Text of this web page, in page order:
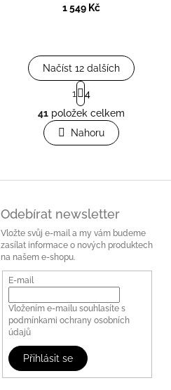
1 549 Kč
O
v
l
á
p
v
p
i
u
Načíst 12 dalších
S
t
r
á
n
k
á
1
4
41 položek celkem
Nahoru
Odebírat newsletter
Vložte svůj e-mail a my vám budeme
zasílat informace o nových produktech
na našem e-shopu.
E-mail
Vložením e-mailu souhlasíte s
podmínkami ochrany osobních
údajů
Přihlásit se